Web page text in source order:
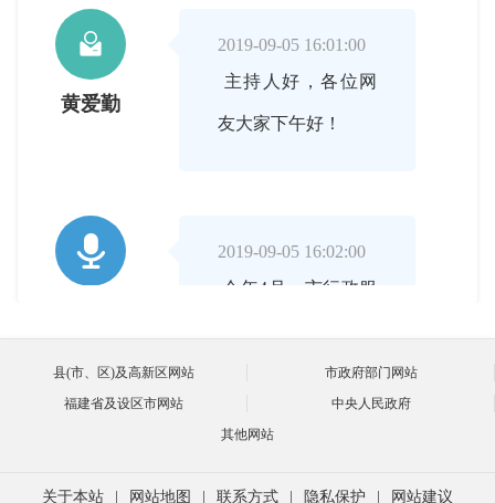

黄爱勤
2019-09-05 16:01:00
主持人好，各位网
友大家下午好！

2019-09-05 16:02:00
今年4月，市行政服
策兑现专区”，这是
我市在全省地级市中
们设置惠企政策兑现
县(市、区)及高新区网站
市政府部门网站
福建省及设区市网站
中央人民政府
其他网站
关于本站 网站地图 联系方式 隐私保护 网站建议